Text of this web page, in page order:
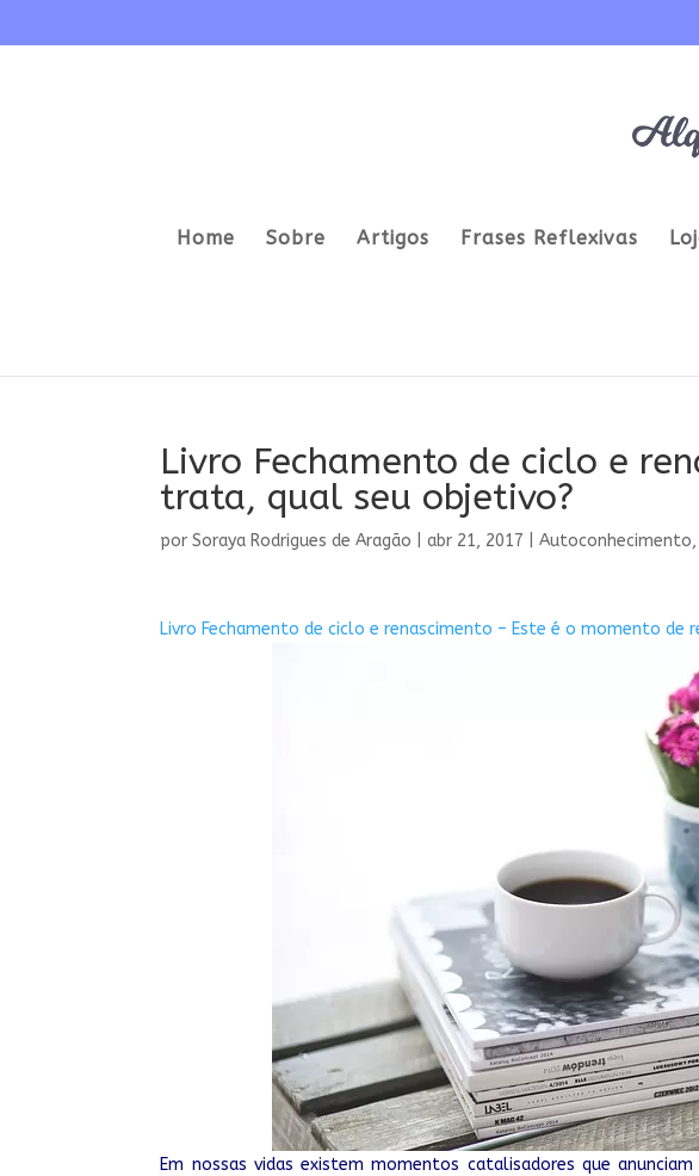
Home Sobre Artigos Frases Reflexivas
Livro Fechamento de ciclo e
trata, qual seu objetivo?
porSoraya Rodrigues de Aragão |abr 21, 2017 |Autoconhecimento
Livro Fechamento de ciclo e renascimento – Este é o momento de
Em nossas vidas existem momentos catalisadores que